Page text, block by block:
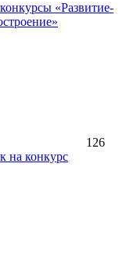
«Развитие-
126
на конкурс